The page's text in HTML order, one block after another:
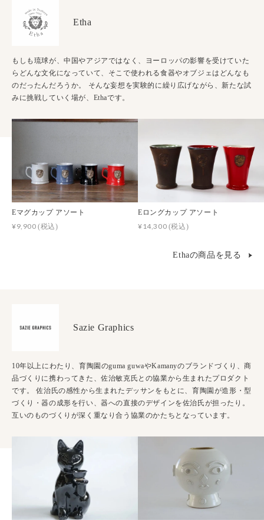
Etha
もしも琉球が、中国やアジアではなく、ヨーロッパの影響を受けていた
らどんな文化になっていて、そこで使われる食器やオブジェはどんなも
のだったんだろうか。 そんな妄想を実験的に繰り広げながら、新たな試
みに挑戦していく場が、Ethaです。
Eマグカップ アソート
¥9,900(税込)
Eロングカップ アソート
¥14,300 (税込)
Ethaの商品を見る
Sazie Graphics
10年以上にわたり、育陶園のguma guwaやKamanyのブランドづくり、商
品づくりに携わってきた、佐治敏克氏との協業から生まれたプロダクト
です。 佐治氏の感性から生まれたデッサンをもとに、育陶園が造形・型
づくり・器の成形を行い、器への直接のデザインを佐治氏が担ったり。
互いのものづくりが深く重なり合う協業のかたちとなっています。